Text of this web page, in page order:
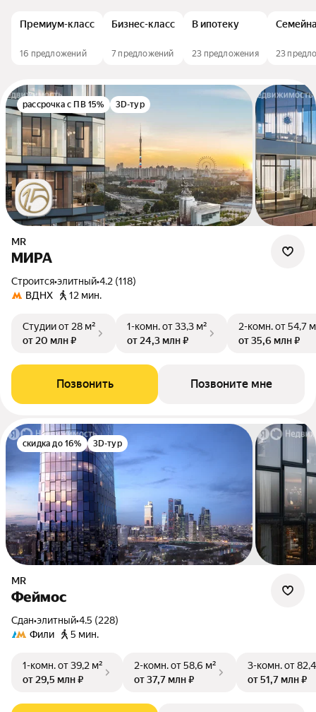
Премиум-класс
16 предложений
Бизнес-класс
7 предложений
В ипотеку
23 предложения 23
рассрочка с ПВ 15% 3D-тур
MR
МИРА
Строится•элитный•4.2 (118)
ВДНХ
12 мин.
Студииот 28 м²
от 20 млн ₽
1-комн.от 33,3 м²
от 24,3 млн ₽
2-комн.от 54,7
от 35,6 млн ₽
Позвонить Позвоните мне
скидка до 16% 3D-тур
MR
Феймос
Сдан•элитный•4.5 (228)
Фили
5 мин.
1-комн.от 39,2 м²
от 29,5 млн ₽
2-комн.от 58,6 м²
от 37,7 млн ₽
3-комн.от
от 51,7 млн ₽